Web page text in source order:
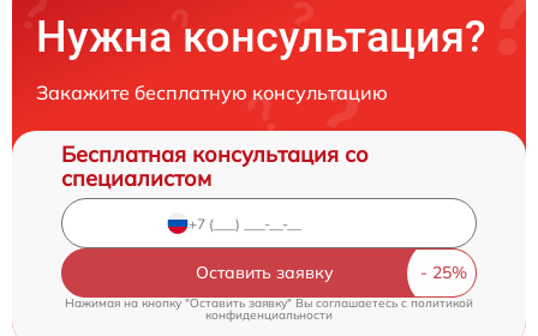
Нужна консультация?
Закажите бесплатную консультацию
Бесплатная консультация со
специалистом
Оставить заявку
Нажимая на кнопку "Оставить заявку" Вы соглашаетесь c политикой
конфиденциальности